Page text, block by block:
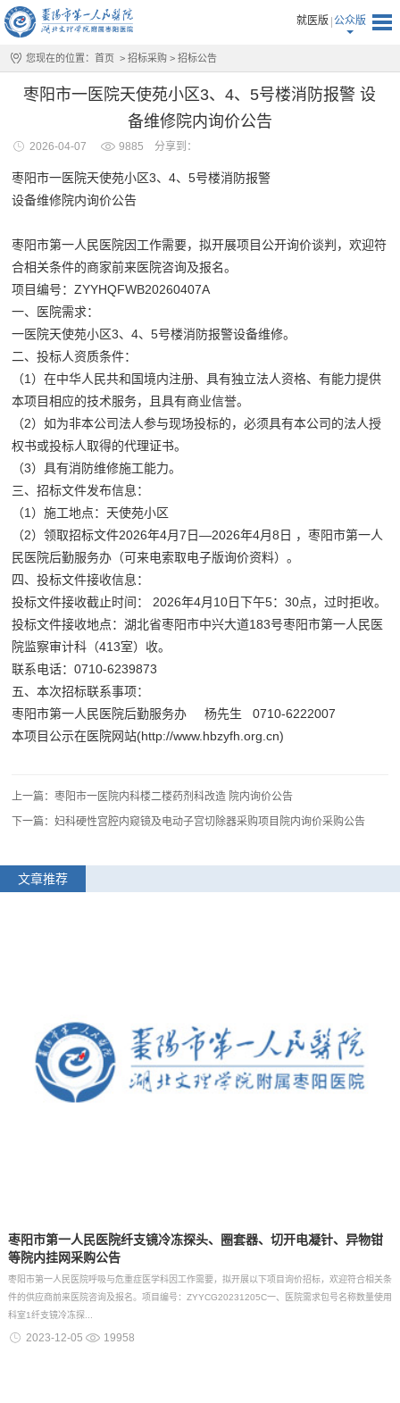
就医版 公众版
您现在的位置： 首页> 招标采购> 招标公告
枣阳市一医院天使苑小区3、4、5号楼消防报警 设
备维修院内询价公告
2026-04-07 9885 分享到：
枣阳市一医院天使苑小区3、4、5号楼消防报警
设备维修院内询价公告
枣阳市第一人民医院因工作需要，拟开展项目公开询价谈判，欢迎符
合相关条件的商家前来医院咨询及报名。
项目编号：ZYYHQFWB20260407A
一、医院需求：
一医院天使苑小区3、4、5号楼消防报警设备维修。
二、投标人资质条件：
（1）在中华人民共和国境内注册、具有独立法人资格、有能力提供
本项目相应的技术服务，且具有商业信誉。
（2）如为非本公司法人参与现场投标的，必须具有本公司的法人授
权书或投标人取得的代理证书。
（3）具有消防维修施工能力。
三、招标文件发布信息：
（1）施工地点：天使苑小区
（2）领取招标文件2026年4月7日—2026年4月8日 ，枣阳市第一人
民医院后勤服务办（可来电索取电子版询价资料）。
四、投标文件接收信息：
投标文件接收截止时间： 2026年4月10日下午5：30点，过时拒收。
投标文件接收地点：湖北省枣阳市中兴大道183号枣阳市第一人民医
院监察审计科（413室）收。
联系电话：0710-6239873
五、本次招标联系事项：
枣阳市第一人民医院后勤服务办 杨先生 0710-6222007
本项目公示在医院网站(http://www.hbzyfh.org.cn)
上一篇：枣阳市一医院内科楼二楼药剂科改造 院内询价公告
下一篇：妇科硬性宫腔内窥镜及电动子宫切除器采购项目院内询价采购公告
文章推荐
枣阳市第一人民医院纤支镜冷冻探头、圈套器、切开电凝针、异物钳
等院内挂网采购公告
枣阳市第一人民医院呼吸与危重症医学科因工作需要，拟开展以下项目询价招标，欢迎符合相关条
件的供应商前来医院咨询及报名。项目编号：ZYYCG20231205C一、医院需求包号名称数量使用
科室1纤支镜冷冻探...
2023-12-05 19958